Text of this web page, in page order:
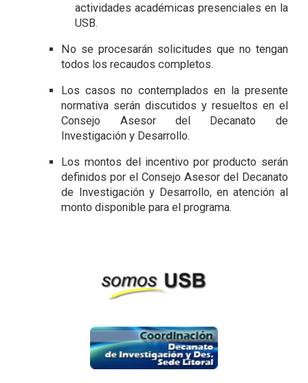
actividades académicas presenciales en la
USB.
No se procesarán solicitudes que no tengan
todos los recaudos completos.
Los casos no contemplados en la presente
normativa serán discutidos y resueltos en el
Consejo Asesor del Decanato de
Investigación y Desarrollo.
Los montos del incentivo por producto serán
definidos por el Consejo Asesor del Decanato
de Investigación y Desarrollo, en atención al
monto disponible para el programa.